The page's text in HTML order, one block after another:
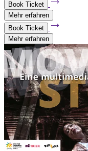
Book Ticket
Mehr erfahren
Book Ticket
Mehr erfahren